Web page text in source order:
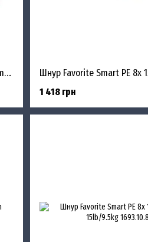
Шнур Favorite Smart PE 8x 150м #0.5/0.117mm 8lb/4.1kg
1 418 грн